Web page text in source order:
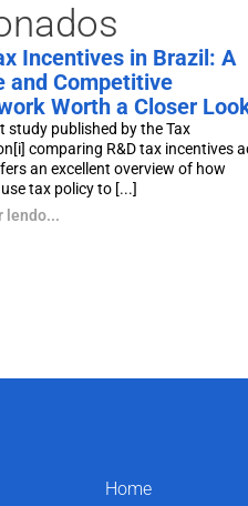
Incentives in Brazil: A
and Competitive
Worth a Closer
study published by the Tax
comparing R&D tax incentives
an excellent overview of how
tax policy to [...]
lendo...
Home